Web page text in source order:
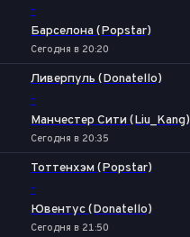
-
Барселона (Popstar)
Сегодня в 20:20
Ливерпуль (Donatello)
-
Манчестер Сити (Liu_Kang)
Сегодня в 20:35
Тоттенхэм (Popstar)
-
Ювентус (Donatello)
Сегодня в 21:50